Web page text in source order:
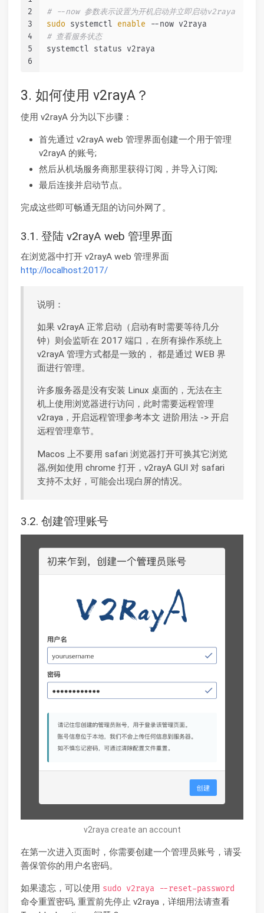
2
3
4
5
6
# --now 参数表示设置为开机启动并立即启动v2raya
sudo systemctl enable --now v2raya
# 查看服务状态
systemctl status v2raya
3. 如何使用 v2rayA？
使用 v2rayA 分为以下步骤：
首先通过 v2rayA web 管理界面创建一个用于管理
v2rayA 的账号;
然后从机场服务商那里获得订阅，并导入订阅;
最后连接并启动节点。
完成这些即可畅通无阻的访问外网了。
3.1. 登陆 v2rayA web 管理界面
在浏览器中打开 v2rayA web 管理界面
http://localhost:2017/
说明：
如果 v2rayA 正常启动（启动有时需要等待几分
钟）则会监听在 2017 端口，在所有操作系统上
v2rayA 管理方式都是一致的， 都是通过 WEB 界
面进行管理。
许多服务器是没有安装 Linux 桌面的，无法在主
机上使用浏览器进行访问，此时需要远程管理
v2raya，开启远程管理参考本文 进阶用法 -> 开启
远程管理章节。
Macos 上不要用 safari 浏览器打开可换其它浏览
器,例如使用 chrome 打开，v2rayA GUI 对 safari
支持不太好，可能会出现白屏的情况。
3.2. 创建管理账号
v2raya create an account
在第一次进入页面时，你需要创建一个管理员账号，请妥
善保管你的用户名密码。
如果遗忘，可以使用 sudo v2raya --reset-password
命令重置密码, 重置前先停止 v2raya，详细用法请查看